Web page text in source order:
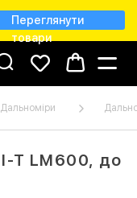
Переглянути
товари
Дальноміри
T LM600, до